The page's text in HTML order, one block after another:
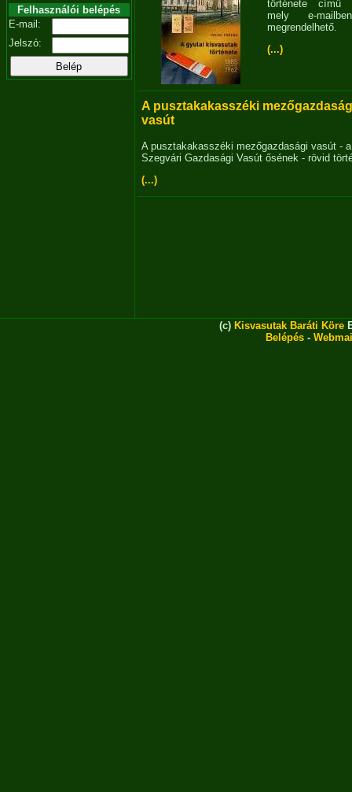
Felhasználói belépés
E-mail:
Jelszó:
története című
mely e-
megrendelhető.
(...)
A pusztakakasszéki
vasút
A pusztakakasszéki mezőgazdasági vasút - a
Szegvári Gazdasági Vasút ősének - rövid
(...)
(c) Kisvasutak Baráti Köre
Belépés -